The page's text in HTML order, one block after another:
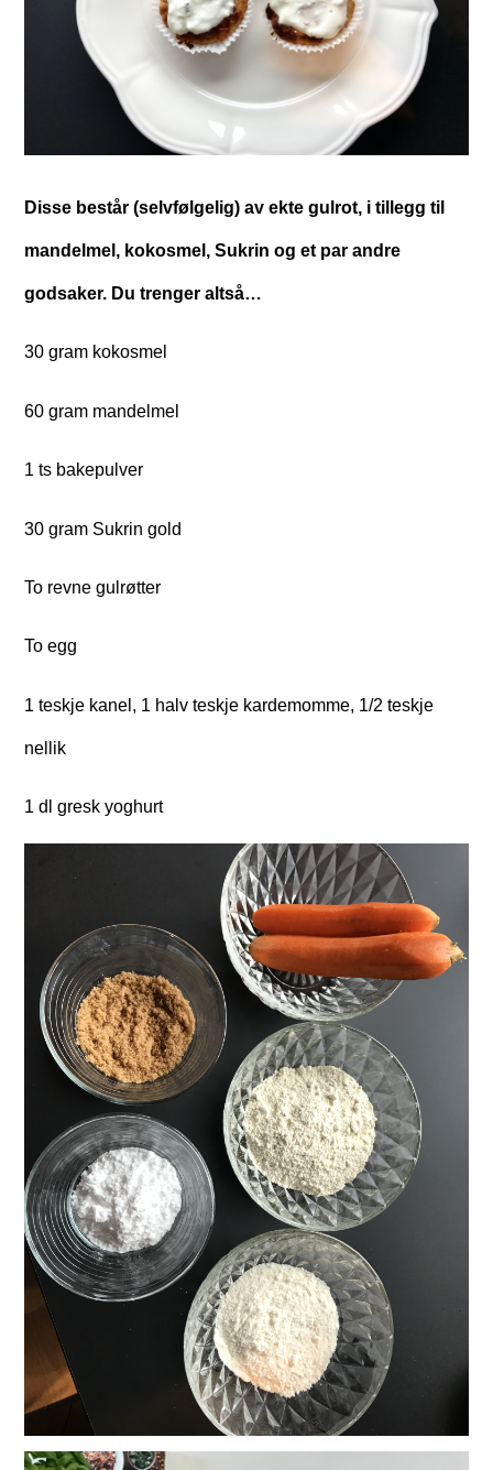
Disse består (selvfølgelig) av ekte gulrot, i tillegg til
mandelmel, kokosmel, Sukrin og et par andre
godsaker. Du trenger altså…
30 gram kokosmel
60 gram mandelmel
1 ts bakepulver
30 gram Sukrin gold
To revne gulrøtter
To egg
1 teskje kanel, 1 halv teskje kardemomme, 1/2 teskje
nellik
1 dl gresk yoghurt